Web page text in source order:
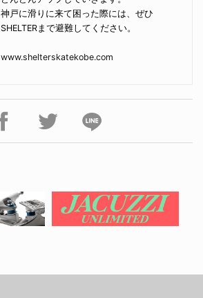
神戸に滑りに来て困った際には、ぜひ
SHELTERまで避難してください。
www.shelterskatekobe.com